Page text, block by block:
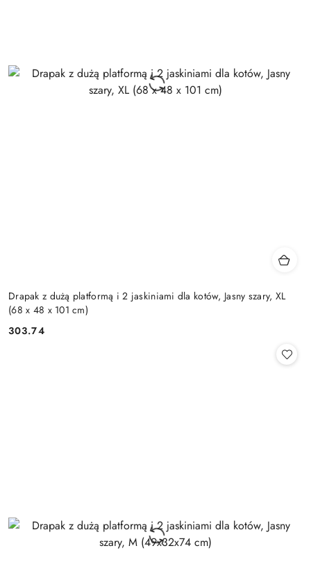
Drapak z dużą platformą i 2 jaskiniami dla kotów, Jasny szary, XL
(68 x 48 x 101 cm)
Cena:
303.74